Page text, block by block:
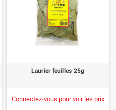
Laurier feuilles 25g
Connectez-vous pour voir les prix